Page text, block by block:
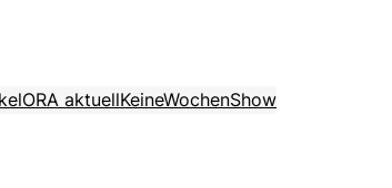
ORA aktuellKeineWochenShow